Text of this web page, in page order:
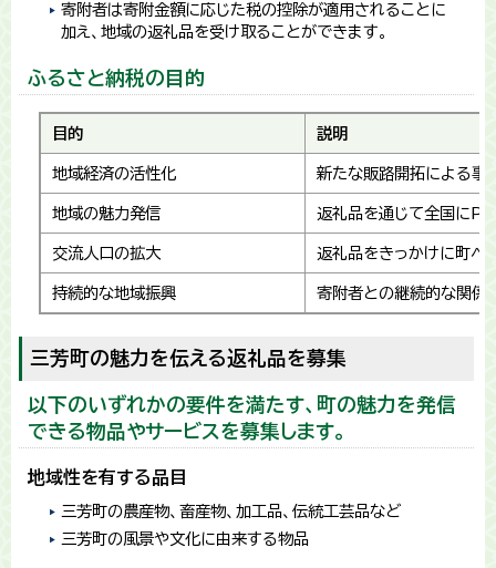
寄附者は寄附金額に応じた税の控除が適用されることに
加え、地域の返礼品を受け取ることができます。
ふるさと納税の目的
目的 説明
地域経済の活性化 新たな販路開拓による事
地域の魅力発信 返礼品を通じて全国にPR
交流人口の拡大 返礼品をきっかけに町へ
持続的な地域振興 寄附者との継続的な関係
三芳町の魅力を伝える返礼品を募集
以下のいずれかの要件を満たす、町の魅力を発信
できる物品やサービスを募集します。
地域性を有する品目
三芳町の農産物、畜産物、加工品、伝統工芸品など
三芳町の風景や文化に由来する物品